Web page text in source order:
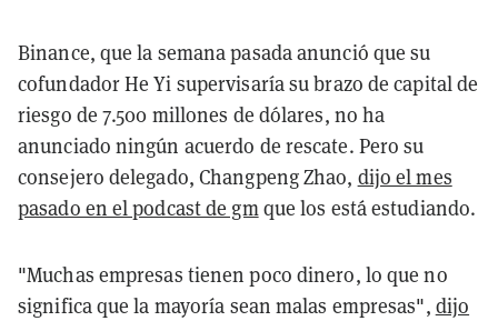
Binance, que la semana pasada anunció que su
cofundador He Yi supervisaría su brazo de capital de
riesgo de 7.500 millones de dólares, no ha
anunciado ningún acuerdo de rescate. Pero su
consejero delegado, Changpeng Zhao, dijo el mes
pasado en el podcast de gmque los está estudiando.
"Muchas empresas tienen poco dinero, lo que no
significa que la mayoría sean malas empresas", dijo